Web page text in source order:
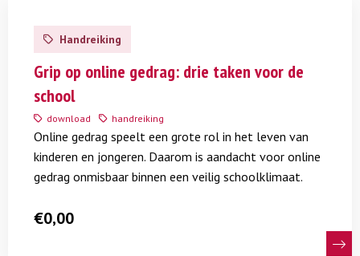
meer
online
gedrag:
taken
school
Handreiking
Grip op online gedrag: drie taken voor de
school
download handreiking
Online gedrag speelt een grote rol in het leven van
kinderen en jongeren. Daarom is aandacht voor online
gedrag onmisbaar binnen een veilig schoolklimaat.
€0,00